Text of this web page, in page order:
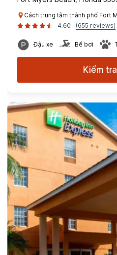
Cách trung tâm thành phố Fort
4.60
(655 reviews)
Đậu xe Bể bơi
Kiểm